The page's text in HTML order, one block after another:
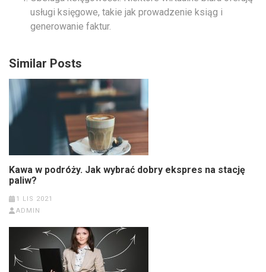
usługi księgowe, takie jak prowadzenie ksiąg i
generowanie faktur.
Similar Posts
Kawa w podróży. Jak wybrać dobry ekspres na stację
paliw?
1 LIS 2021
ADMIN